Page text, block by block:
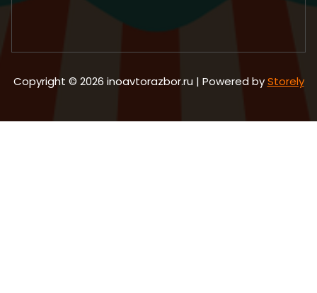
Copyright © 2026 inoavtorazbor.ru | Powered byStorely